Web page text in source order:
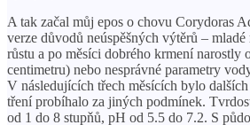
A tak začal můj epos o chovu Corydoras
verze důvodů neúspěšných výtěrů –
růstu a po měsíci dobrého krmení narostly
centimetru) nebo nesprávné parametry
V následujících třech měsících bylo
tření probíhalo za jiných podmínek.
od 1 do 8 stupňů, pH od 5.5 do 7.2. S